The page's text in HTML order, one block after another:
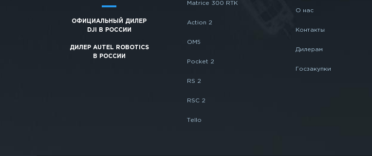
ОФИЦИАЛЬНЫЙ ДИЛЕР
DJI В РОССИИ
ДИЛЕР AUTEL ROBOTICS
В РОССИИ
Matrice 300 RTK
Action 2
OM5
Pocket 2
RS 2
RSC 2
Tello
О нас
Контакты
Дилерам
Госзакупки